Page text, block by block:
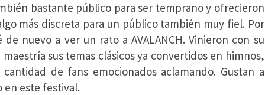
bastante público para ser temprano y ofrecieron
más discreta para un público también muy fiel. Por
nuevo a ver un rato a AVALANCH. Vinieron con su
sus temas clásicos ya convertidos en himnos,
de fans emocionados aclamando. Gustan a
en este festival.